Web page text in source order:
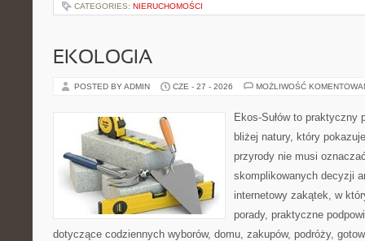
CATEGORIES: NIERUCHOMOŚCI
EKOLOGIA
POSTED BY ADMIN CZE - 27 - 2026 MOŻLIWOŚĆ
Ekos-Sułów to praktyczny
bliżej natury, który
przyrody nie musi
skomplikowanych decyzji
internetowy zakątek, w
porady, praktyczne
dotyczące codziennych wyborów, domu, zakupów, podróży,